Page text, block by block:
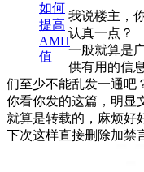
如何
提高
AMH
值
我说楼主，
认真一点？
一般就算是
供有用的信
们至少不能乱发一通吧
你看你发的这篇，明显
就算是转载的，麻烦好
下次这样直接删除加禁